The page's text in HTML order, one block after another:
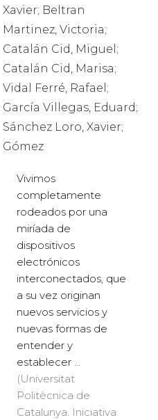
Xavier; Beltran
Martinez, Victoria;
Catalán Cid, Miguel;
Catalán Cid, Marisa;
Vidal Ferré, Rafael;
García Villegas, Eduard;
Sánchez Loro, Xavier;
Gómez
Vivimos
completamente
rodeados por una
miríada de
dispositivos
electrónicos
interconectados, que
a su vez originan
nuevos servicios y
nuevas formas de
entender y
establecer ...
(Universitat
Politècnica de
Catalunya. Iniciativa